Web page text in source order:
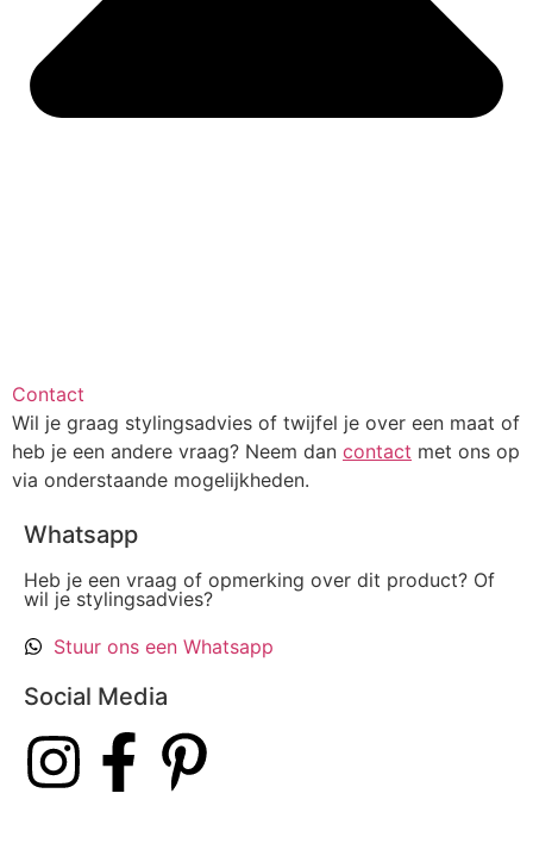
Contact
Wil je graag stylingsadvies of twijfel je over een maat of
heb je een andere vraag? Neem dan contact met ons op
via onderstaande mogelijkheden.
Whatsapp
Heb je een vraag of opmerking over dit product? Of
wil je stylingsadvies?
Stuur ons een Whatsapp
Social Media